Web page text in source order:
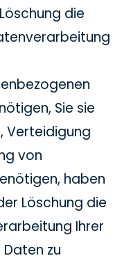
die
Sie sie
Verteidigung
von
haben
Löschung die
Ihrer
zu